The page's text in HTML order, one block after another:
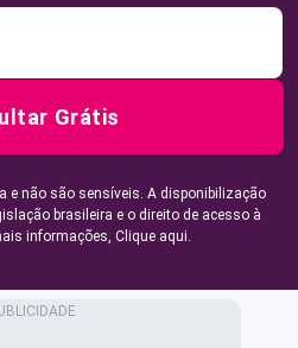
Grátis
e não são sensíveis. A disponibilização
brasileira e o direito de acesso à
informações, Clique aqui.